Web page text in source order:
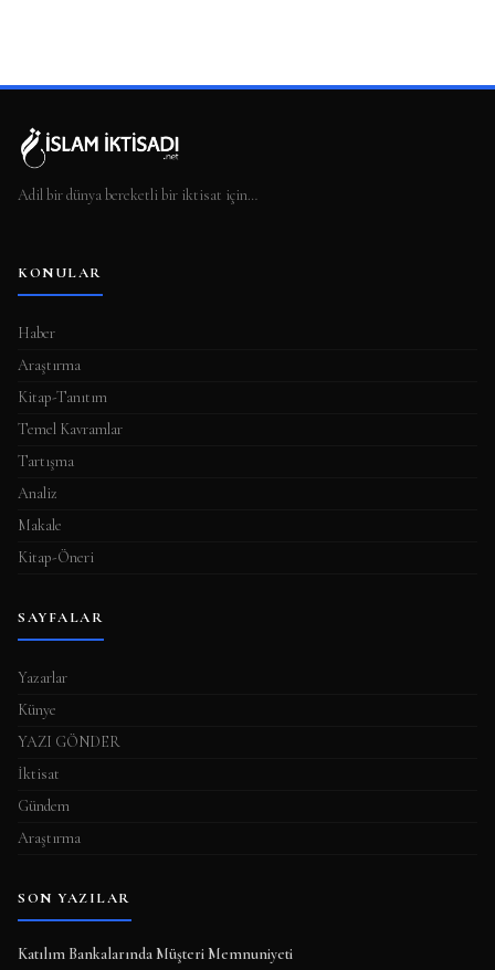
Adil bir dünya bereketli bir iktisat için…
KONULAR
Haber
Araştırma
Kitap-Tanıtım
Temel Kavramlar
Tartışma
Analiz
Makale
Kitap-Öneri
SAYFALAR
Yazarlar
Künye
YAZI GÖNDER
İktisat
Gündem
Araştırma
SON YAZILAR
Katılım Bankalarında Müşteri Memnuniyeti